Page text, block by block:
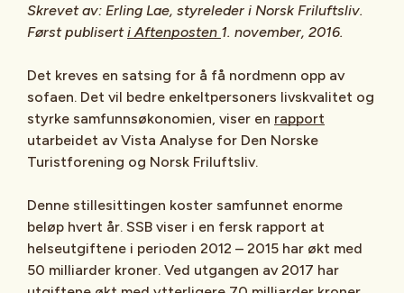
Skrevet av: Erling Lae, styreleder i Norsk Friluftsliv.
Først publiserti Aftenposten 1. november, 2016.
Det kreves en satsing for å få nordmenn opp av
sofaen. Det vil bedre enkeltpersoners livskvalitet og
styrke samfunnsøkonomien, viser en rapport
utarbeidet av Vista Analyse for Den Norske
Turistforening og Norsk Friluftsliv.
Denne stillesittingen koster samfunnet enorme
beløp hvert år. SSB viser i en fersk rapport at
helseutgiftene i perioden 2012 – 2015 har økt med
50 milliarder kroner. Ved utgangen av 2017 har